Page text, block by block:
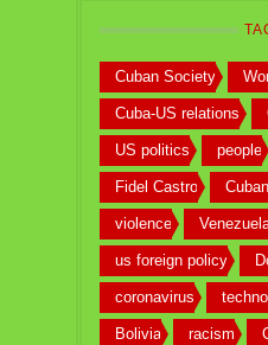
Cuban Society
Cuba-US relations
US politics people
Fidel Castro
violence Venezuela
us foreign policy
coronavirus
Bolivia racism